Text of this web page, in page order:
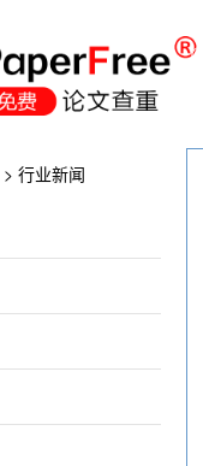
®
> 行业新闻